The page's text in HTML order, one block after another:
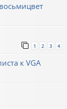
1 2 3 4
к VGA